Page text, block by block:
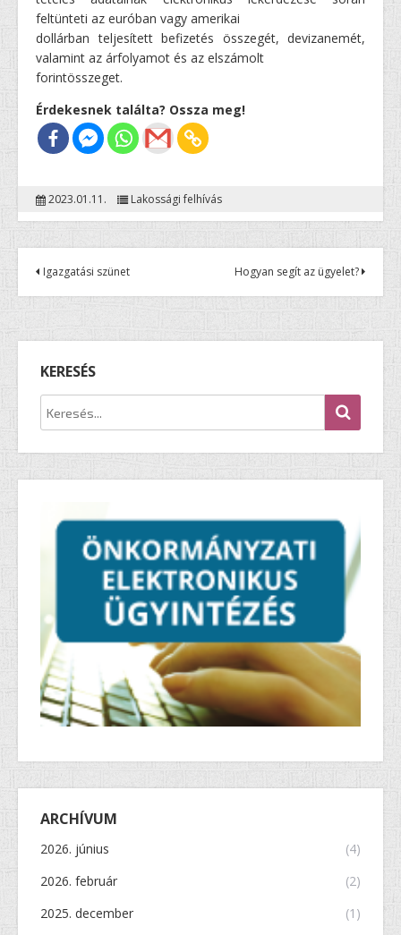
feltünteti az euróban vagy amerikai
dollárban teljesített befizetés összegét, devizanemét,
valamint az árfolyamot és az elszámolt
forintösszeget.
Érdekesnek találta? Ossza meg!
2023.01.11. Lakossági felhívás
Igazgatási szünet Hogyan segít az ügyelet?
KERESÉS
ARCHÍVUM
2026. június
(4)
2026. február
(2)
2025. december
(1)